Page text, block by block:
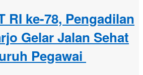
RI ke-78, Pengadilan
Gelar Jalan Sehat
Pegawai